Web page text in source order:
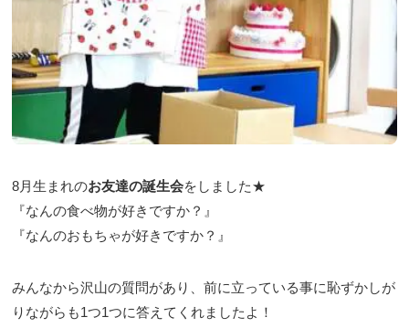
8月生まれのお友達の誕生会をしました★
『なんの食べ物が好きですか？』
『なんのおもちゃが好きですか？』
みんなから沢山の質問があり、前に立っている事に恥ずかしが
りながらも1つ1つに答えてくれましたよ！